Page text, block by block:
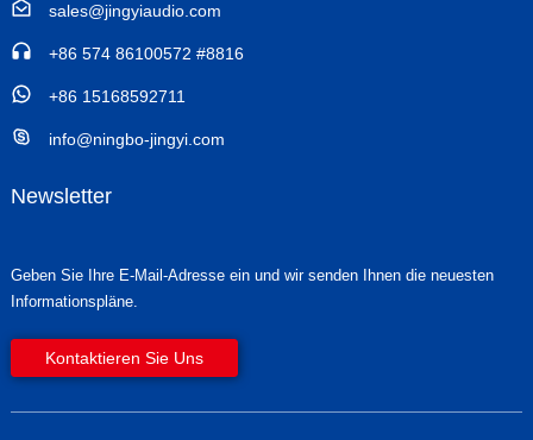
sales@jingyiaudio.com
+86 574 86100572 #8816
+86 15168592711
info@ningbo-jingyi.com
Newsletter
Geben Sie Ihre E-Mail-Adresse ein und wir senden Ihnen die neuesten
Informationspläne.
Kontaktieren Sie Uns